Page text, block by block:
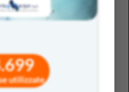
utilizzate
nella vita offline. Raccontare le
allora, non serve a spaventare,
del fenomeno possiamo
della prevenzione
e sulla libertà.